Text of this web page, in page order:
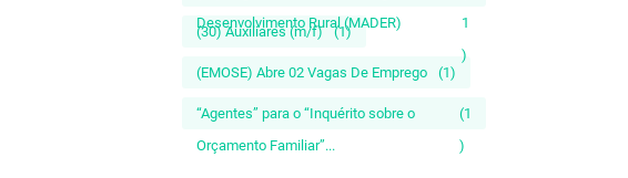
Desenvolvimento Rural (MADER)
1
)
(30) Auxiliares (m/f) (1)
(EMOSE) Abre 02 Vagas De Emprego (1)
“Agentes” para o “Inquérito sobre o
Orçamento Familiar”...
(1
)